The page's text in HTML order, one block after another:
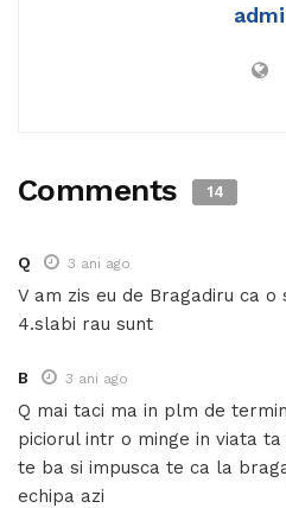
Comments 14
Q 3 ani ago
V am zis eu de Bragadiru ca
4.slabi rau sunt
B 3 ani ago
Q mai taci ma in plm de
piciorul intr o minge in viata
te ba si impusca te ca la
echipa azi